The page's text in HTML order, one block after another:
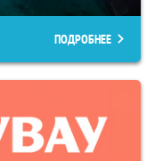
ПОДРОБНЕЕ